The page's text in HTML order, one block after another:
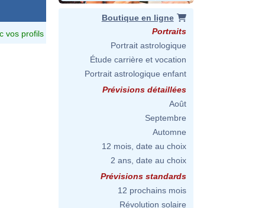
vos profils
Boutique en ligne
Portraits
Portrait astrologique
Étude carrière et vocation
Portrait astrologique enfant
Prévisions détaillées
Août
Septembre
Automne
12 mois, date au choix
2 ans, date au choix
Prévisions standards
12 prochains mois
Révolution solaire